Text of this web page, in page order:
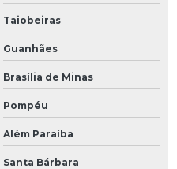
Taiobeiras
Guanhães
Brasília de Minas
Pompéu
Além Paraíba
Santa Bárbara